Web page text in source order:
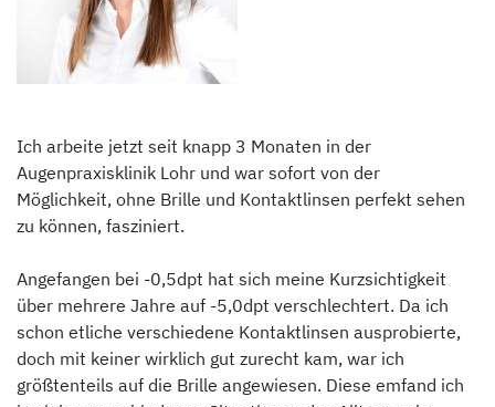
Ich arbeite jetzt seit knapp 3 Monaten in der
Augenpraxisklinik Lohr und war sofort von der
Möglichkeit, ohne Brille und Kontaktlinsen perfekt sehen
zu können, fasziniert.
Angefangen bei -0,5dpt hat sich meine Kurzsichtigkeit
über mehrere Jahre auf -5,0dpt verschlechtert. Da ich
schon etliche verschiedene Kontaktlinsen ausprobierte,
doch mit keiner wirklich gut zurecht kam, war ich
größtenteils auf die Brille angewiesen. Diese emfand ich